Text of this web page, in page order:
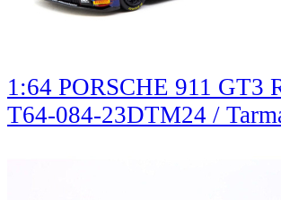
1:64 PORSCHE 911
T64-084-23DTM24 /